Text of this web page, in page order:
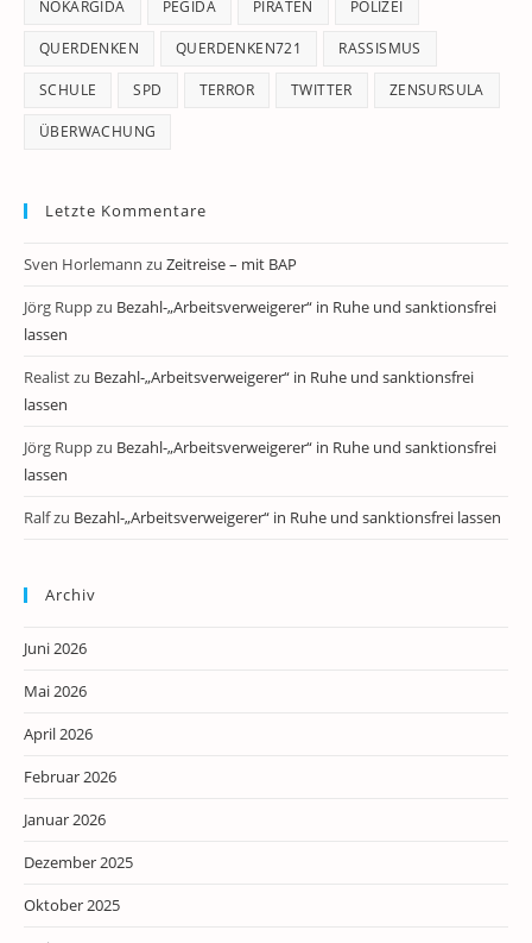
NOKARGIDA PEGIDA PIRATEN POLIZEI
QUERDENKEN QUERDENKEN721 RASSISMUS
SCHULE SPD TERROR TWITTER ZENSURSULA
ÜBERWACHUNG
Letzte Kommentare
Sven Horlemann zu Zeitreise – mit BAP
Jörg Ruppzu Bezahl-„Arbeitsverweigerer“ in Ruhe und sanktionsfrei
lassen
Realistzu Bezahl-„Arbeitsverweigerer“ in Ruhe und sanktionsfrei
lassen
Jörg Ruppzu Bezahl-„Arbeitsverweigerer“ in Ruhe und sanktionsfrei
lassen
Ralfzu Bezahl-„Arbeitsverweigerer“ in Ruhe und sanktionsfrei lassen
Archiv
Juni 2026
Mai 2026
April 2026
Februar 2026
Januar 2026
Dezember 2025
Oktober 2025